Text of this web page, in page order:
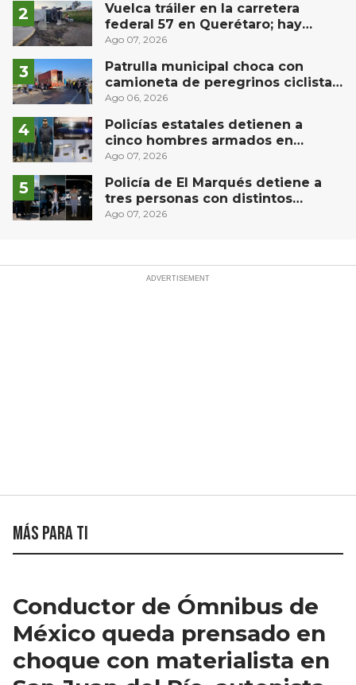
Vuelca tráiler en la carretera
federal 57 en Querétaro; hay
derrame de combustible
Ago 07, 2026
Patrulla municipal choca con
camioneta de peregrinos ciclistas
en la autopista México-Querétaro
Ago 06, 2026
Policías estatales detienen a
cinco hombres armados en
Puebla capital
Ago 07, 2026
Policía de El Marqués detiene a
tres personas con distintos
narcóticos
Ago 07, 2026
Más para ti
Conductor de Ómnibus de
México queda prensado en
choque con materialista en